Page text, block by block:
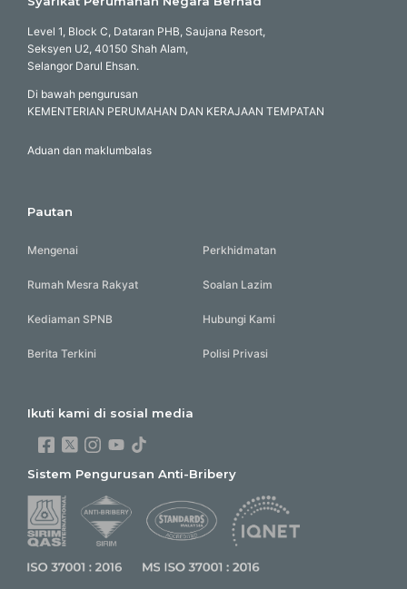
Level 1, Block C, Dataran PHB, Saujana Resort,
Seksyen U2, 40150 Shah Alam,
Selangor Darul Ehsan.
Di bawah pengurusan
KEMENTERIAN PERUMAHAN DAN KERAJAAN TEMPATAN
Aduan dan maklumbalas
Pautan
Mengenai Perkhidmatan
Rumah Mesra Rakyat Soalan Lazim
Kediaman SPNB Hubungi Kami
Berita Terkini Polisi Privasi
Ikuti kami di sosial media
Sistem Pengurusan Anti-Bribery